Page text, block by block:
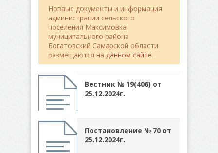
Новаые документы и информация
администрации сельского
поселения Максимовка
муниципального района
Богатовский Самарской области
размещаются на данном сайте.
Вестник № 19(406) от
25.12.2024г.
Постановление № 70 от
25.12.2024г.